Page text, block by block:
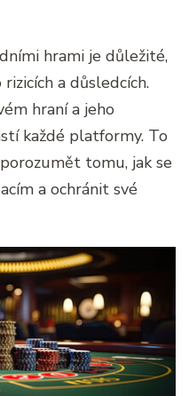
hrami je důležité,
a důsledcích.
hraní a jeho
každé platformy. To
tomu, jak se
a ochránit své